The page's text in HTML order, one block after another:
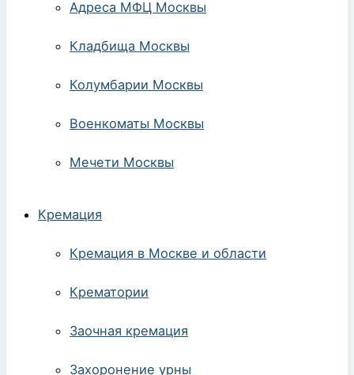
Адреса МФЦ Москвы
Кладбища Москвы
Колумбарии Москвы
Военкоматы Москвы
Мечети Москвы
Кремация
Кремация в Москве и области
Крематории
Заочная кремация
Захоронение урны